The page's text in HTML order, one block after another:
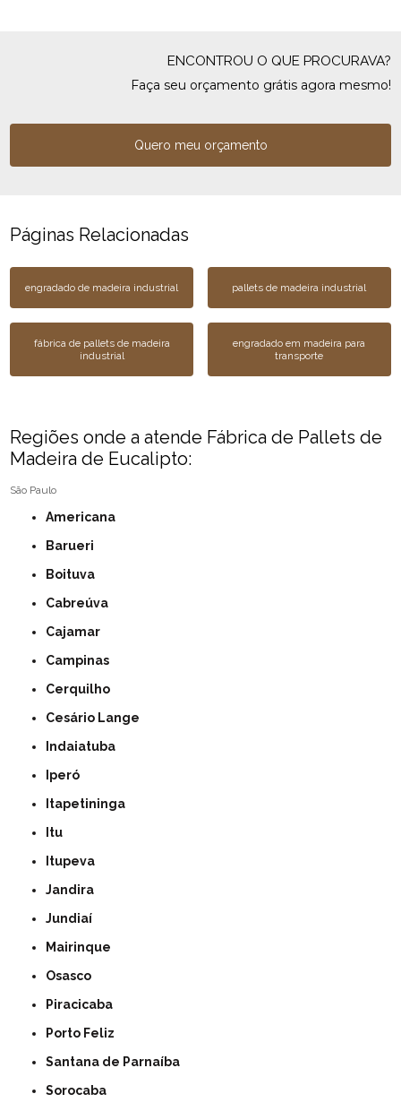
ENCONTROU O QUE PROCURAVA?
Faça seu orçamento grátis agora mesmo!
Quero meu orçamento
Páginas Relacionadas
engradado de madeira industrial pallets de madeira industrial
fábrica de pallets de madeira
industrial
engradado em madeira para
transporte
Regiões onde a atende Fábrica de Pallets de
Madeira de Eucalipto:
São Paulo
Americana
Barueri
Boituva
Cabreúva
Cajamar
Campinas
Cerquilho
Cesário Lange
Indaiatuba
Iperó
Itapetininga
Itu
Itupeva
Jandira
Jundiaí
Mairinque
Osasco
Piracicaba
Porto Feliz
Santana de Parnaíba
Sorocaba